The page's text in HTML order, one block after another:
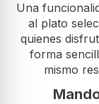
Una
al plato
quienes
forma
mismo